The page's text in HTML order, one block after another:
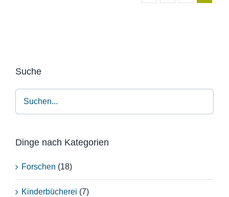
Suche
Dinge nach Kategorien
Forschen (18)
Kinderbücherei (7)